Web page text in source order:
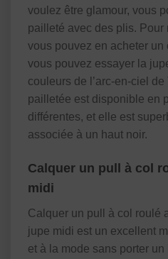
voulez être glamour, vous
pailleté avec des plis. Pour
vous pouvez en acheter un
vous pouvez essayer la
couleurs de l’arc-en-ciel
pailletée est disponible en
différentes, et elle est
associée à un haut noir.
Calquer un pull à col
midi
Calquer un pull à col roulé
jupe midi est un excellent
et à la mode sans porter